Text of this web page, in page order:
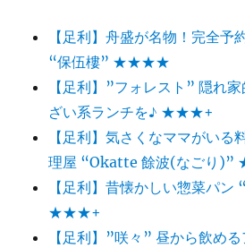
【足利】舟盛が名物！完全予
“保伍樓” ★★★★
【足利】”フォレスト” 隠れ
ざい系ランチを♪ ★★★+
【足利】気さくなママがいる
理屋 “Okatte 餘波(なごり
【足利】昔懐かしい惣菜パン
★★★+
【足利】”咲々” 昼から飲め